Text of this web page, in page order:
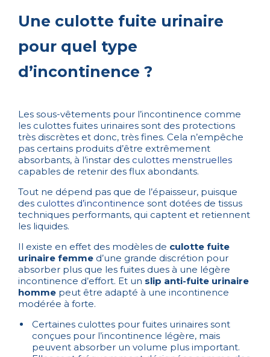
Une culotte fuite urinaire
pour quel type
d’incontinence ?
Les sous-vêtements pour l’incontinence comme
les culottes fuites urinaires sont des protections
très discrètes et donc, très fines. Cela n’empêche
pas certains produits d’être extrêmement
absorbants, à l’instar des culottes menstruelles
capables de retenir des flux abondants.
Tout ne dépend pas que de l’épaisseur, puisque
des culottes d’incontinence sont dotées de tissus
techniques performants, qui captent et retiennent
les liquides.
Il existe en effet des modèles de culotte fuite
urinaire femme d’une grande discrétion pour
absorber plus que les fuites dues à une légère
incontinence d’effort. Et un slip anti-fuite urinaire
homme peut être adapté à une incontinence
modérée à forte.
Certaines culottes pour fuites urinaires sont
conçues pour l’incontinence légère, mais
peuvent absorber un volume plus important.